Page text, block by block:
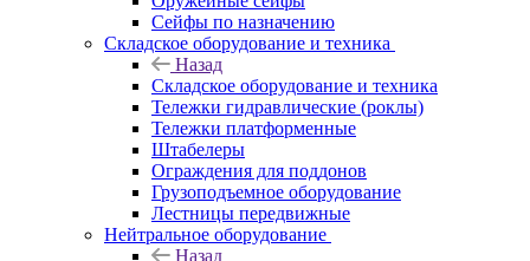
Сейфы по назначению
Складское оборудование и техника
Назад
Складское оборудование и техника
Тележки гидравлические (роклы)
Тележки платформенные
Штабелеры
Ограждения для поддонов
Грузоподъемное оборудование
Лестницы передвижные
Нейтральное оборудование
Назад